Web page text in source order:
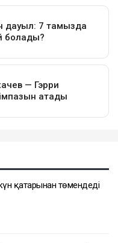
қатарынан төмендеді